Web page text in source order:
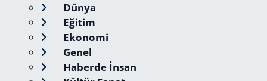
Dünya
Eğitim
Ekonomi
Genel
Haberde İnsan